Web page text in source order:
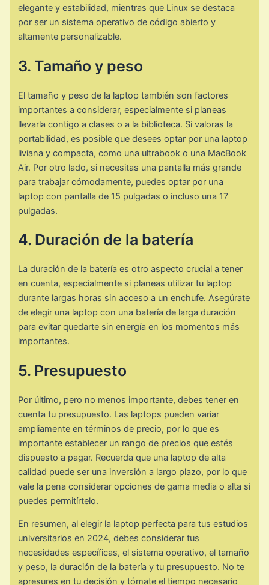
elegante y estabilidad, mientras que Linux se destaca
por ser un sistema operativo de código abierto y
altamente personalizable.
3. Tamaño y peso
El tamaño y peso de la laptop también son factores
importantes a considerar, especialmente si planeas
llevarla contigo a clases o a la biblioteca. Si valoras la
portabilidad, es posible que desees optar por una laptop
liviana y compacta, como una ultrabook o una MacBook
Air. Por otro lado, si necesitas una pantalla más grande
para trabajar cómodamente, puedes optar por una
laptop con pantalla de 15 pulgadas o incluso una 17
pulgadas.
4. Duración de la batería
La duración de la batería es otro aspecto crucial a tener
en cuenta, especialmente si planeas utilizar tu laptop
durante largas horas sin acceso a un enchufe. Asegúrate
de elegir una laptop con una batería de larga duración
para evitar quedarte sin energía en los momentos más
importantes.
5. Presupuesto
Por último, pero no menos importante, debes tener en
cuenta tu presupuesto. Las laptops pueden variar
ampliamente en términos de precio, por lo que es
importante establecer un rango de precios que estés
dispuesto a pagar. Recuerda que una laptop de alta
calidad puede ser una inversión a largo plazo, por lo que
vale la pena considerar opciones de gama media o alta si
puedes permitírtelo.
En resumen, al elegir la laptop perfecta para tus estudios
universitarios en 2024, debes considerar tus
necesidades específicas, el sistema operativo, el tamaño
y peso, la duración de la batería y tu presupuesto. No te
apresures en tu decisión y tómate el tiempo necesario